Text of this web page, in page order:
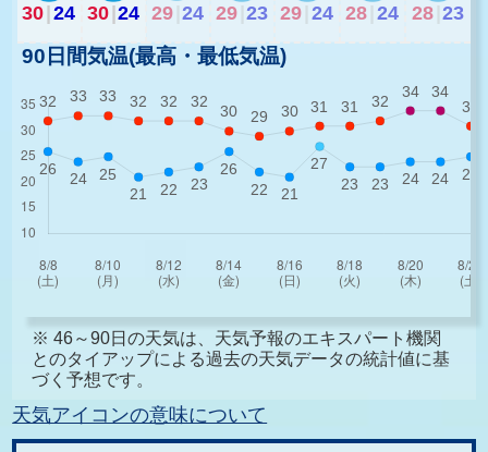
30|24 30|24 29 24 29 23 29 24 28 24 28 23
90日間気温(最高・最低気温)
※ 46～90日の天気は、天気予報のエキスパート機関
とのタイアップによる過去の天気データの統計値に基
づく予想です。
天気アイコンの意味について